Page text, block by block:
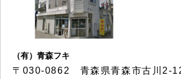
（有）青森フキ
〒030-0862 青森県青森市古川2-